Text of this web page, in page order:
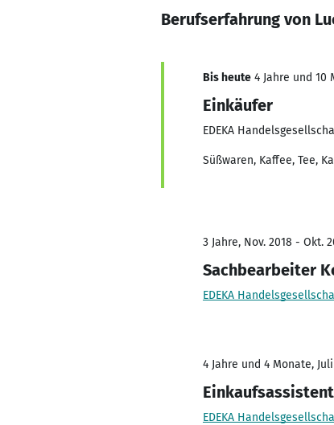
Berufserfahrung von
Bis heute 4 Jahre und 10
Einkäufer
EDEKA
Süßwaren, Kaffee, Tee,
3 Jahre, Nov. 2018 - Okt.
Sachbearbeiter
EDEKA
4 Jahre und 4 Monate,
Einkaufsassistent
EDEKA